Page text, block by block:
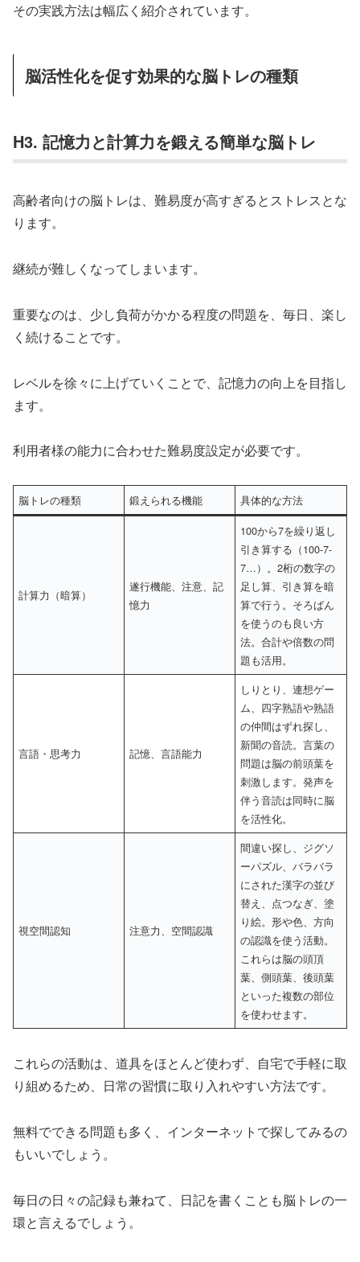
その実践方法は幅広く紹介されています。
脳活性化を促す効果的な脳トレの種類
H3. 記憶力と計算力を鍛える簡単な脳トレ
高齢者向けの脳トレは、難易度が高すぎるとストレスとな
ります。
継続が難しくなってしまいます。
重要なのは、少し負荷がかかる程度の問題を、毎日、楽し
く続けることです。
レベルを徐々に上げていくことで、記憶力の向上を目指し
ます。
利用者様の能力に合わせた難易度設定が必要です。
脳トレの種類 鍛えられる機能 具体的な方法
計算力（暗算）
遂行機能、注意、記
憶力
100から7を繰り返し
引き算する（100-7-
7…）。2桁の数字の
足し算、引き算を暗
算で行う。そろばん
を使うのも良い方
法。合計や倍数の問
題も活用。
言語・思考力 記憶、言語能力
しりとり、連想ゲー
ム、四字熟語や熟語
の仲間はずれ探し、
新聞の音読。言葉の
問題は脳の前頭葉を
刺激します。発声を
伴う音読は同時に脳
を活性化。
視空間認知 注意力、空間認識
間違い探し、ジグソ
ーパズル、バラバラ
にされた漢字の並び
替え、点つなぎ、塗
り絵。形や色、方向
の認識を使う活動。
これらは脳の頭頂
葉、側頭葉、後頭葉
といった複数の部位
を使わせます。
これらの活動は、道具をほとんど使わず、自宅で手軽に取
り組めるため、日常の習慣に取り入れやすい方法です。
無料でできる問題も多く、インターネットで探してみるの
もいいでしょう。
毎日の日々の記録も兼ねて、日記を書くことも脳トレの一
環と言えるでしょう。